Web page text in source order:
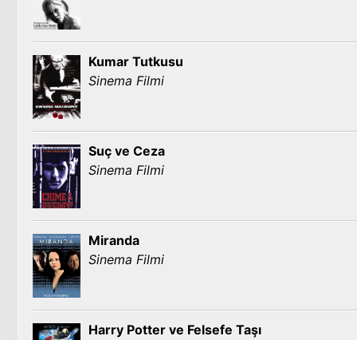
Kumar Tutkusu
Sinema Filmi
Suç ve Ceza
Sinema Filmi
Miranda
Sinema Filmi
Harry Potter ve Felsefe Taşı